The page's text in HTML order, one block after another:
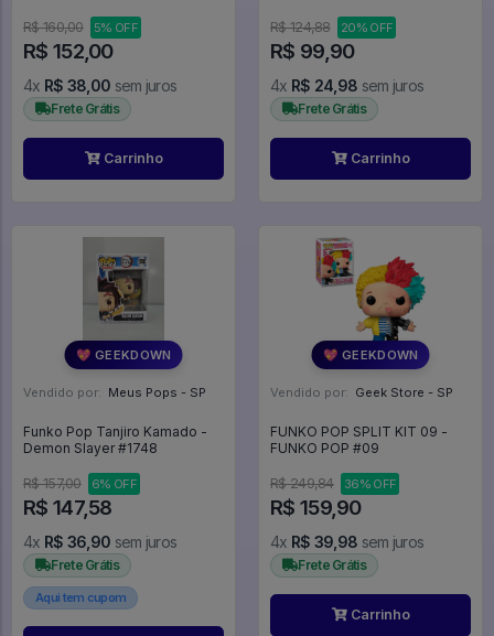
R$ 160,00 5% OFF
R$ 152,00
4x R$ 38,00 sem juros
Frete Grátis
Carrinho
R$ 124,88 20% OFF
R$ 99,90
4x R$ 24,98 sem juros
Frete Grátis
Carrinho
💖 GEEKDOWN
Vendido por: Meus Pops - SP
Funko Pop Tanjiro Kamado -
Demon Slayer #1748
R$ 157,00 6% OFF
R$ 147,58
4x R$ 36,90 sem juros
Frete Grátis
Aqui tem cupom
💖 GEEKDOWN
Vendido por: Geek Store - SP
FUNKO POP SPLIT KIT 09 -
FUNKO POP #09
R$ 249,84 36% OFF
R$ 159,90
4x R$ 39,98 sem juros
Frete Grátis
Carrinho